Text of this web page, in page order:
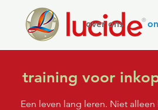
over ons
training voor
Een leven lang leren. Niet